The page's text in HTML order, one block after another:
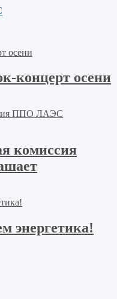
концерт осени
комиссия
энергетика!